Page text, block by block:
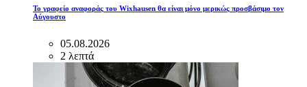
Το γραφείο αναφοράς του Wixhausen θα είναι μόνο μερικώς προσβάσιμο τον
Αύγουστο
05.08.2026
2 λεπτά